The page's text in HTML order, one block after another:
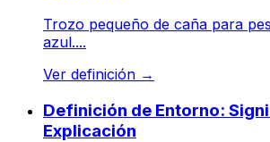
Trozo pequeño de caña para
azul....
Ver definición →
Definición de Entorno:
Explicación